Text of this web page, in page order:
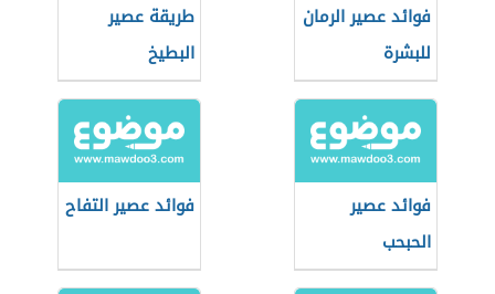
فوائد عصير الرمان
للبشرة
طريقة عصير
البطيخ
فوائد عصير
الحبحب
فوائد عصير التفاح